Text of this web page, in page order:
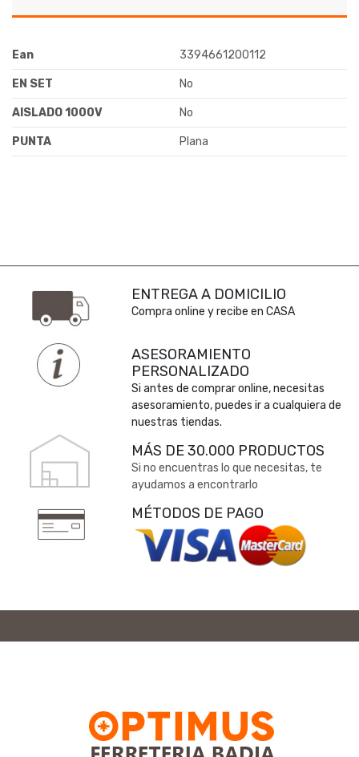
Ean 3394661200112
EN SET No
AISLADO 1000V No
PUNTA Plana
ENTREGA A DOMICILIO
Compra online y recibe en CASA
ASESORAMIENTO
PERSONALIZADO
Si antes de comprar online, necesitas
asesoramiento, puedes ir a cualquiera de
nuestras tiendas.
MÁS DE 30.000 PRODUCTOS
Si no encuentras lo que necesitas, te
ayudamos a encontrarlo
MÉTODOS DE PAGO